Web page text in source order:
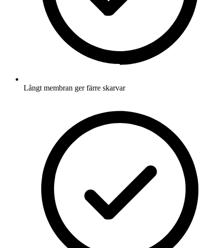
Långt membran ger färre skarvar